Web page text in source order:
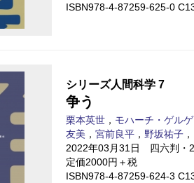
ISBN978-4-87259-625-0
シリーズ人間科学 7
争う
栗本英世 ， モハーチ・ゲルゲ
友美 ， 宮前良平 ， 野坂祐子 ，
2022年03月31日 四六判・
定価2000円＋税
ISBN978-4-87259-624-3